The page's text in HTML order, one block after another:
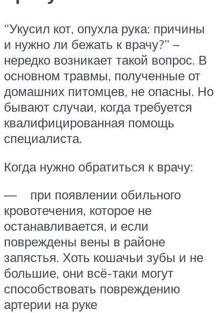
“Укусил кот, опухла рука: причины
и нужно ли бежать к врачу?” –
нередко возникает такой вопрос. В
основном травмы, полученные от
домашних питомцев, не опасны. Но
бывают случаи, когда требуется
квалифицированная помощь
специалиста.
Когда нужно обратиться к врачу:
— при появлении обильного
кровотечения, которое не
останавливается, и если
повреждены вены в районе
запястья. Хоть кошачьи зубы и не
большие, они всё-таки могут
способствовать повреждению
артерии на руке